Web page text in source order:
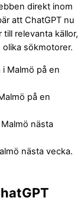
direkt inom
att ChatGPT nu
relevanta källor,
sökmotorer.
på en
nästa vecka.